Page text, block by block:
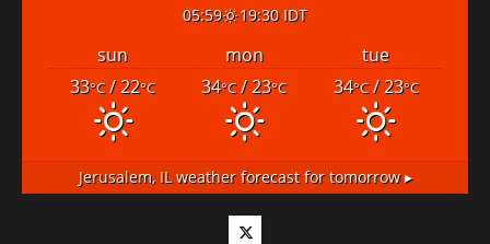
05:59 19:30 IDT
sun mon
tue
33°C/ 22°C 34°C/ 23°C 34°C/ 23°C
Jerusalem, ILweather forecast for tomorrow ▸
Twitter